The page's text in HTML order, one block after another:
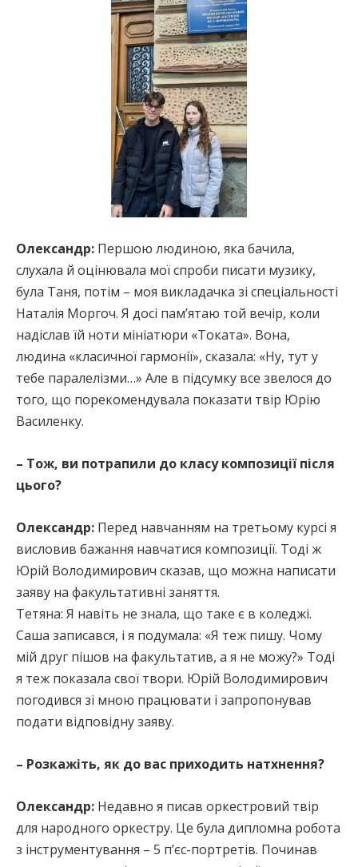
Олександр: Першою людиною, яка бачила,
слухала й оцінювала мої спроби писати музику,
була Таня, потім – моя викладачка зі спеціальності
Наталія Моргоч. Я досі пам’ятаю той вечір, коли
надіслав їй ноти мініатюри «Токата». Вона,
людина «класичної гармонії», сказала: «Ну, тут у
тебе паралелізми…» Але в підсумку все звелося до
того, що порекомендувала показати твір Юрію
Василенку.
– Тож, ви потрапили до класу композиції після
цього?
Олександр: Перед навчанням на третьому курсі я
висловив бажання навчатися композиції. Тоді ж
Юрій Володимирович сказав, що можна написати
заяву на факультативні заняття.
Тетяна: Я навіть не знала, що таке є в коледжі.
Саша записався, і я подумала: «Я теж пишу. Чому
мій друг пішов на факультатив, а я не можу?» Тоді
я теж показала свої твори. Юрій Володимирович
погодився зі мною працювати і запропонував
подати відповідну заяву.
– Розкажіть, як до вас приходить натхнення?
Олександр: Недавно я писав оркестровий твір
для народного оркестру. Це була дипломна робота
з інструментування – 5 п’єс-портретів. Починав